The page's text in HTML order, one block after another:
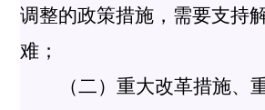
调整的政策措施，需要支持
难；
（二）重大改革措施、